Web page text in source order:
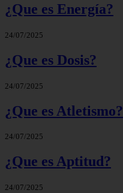
¿Que es Energía?
24/07/2025
¿Que es Dosis?
24/07/2025
¿Que es Atletismo?
24/07/2025
¿Que es Aptitud?
24/07/2025